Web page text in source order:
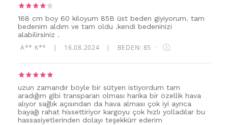
168 cm boy 60 kiloyum 85B üst beden giyiyorum. tam
bedenim aldım ve tam oldu .kendi bedeninizi
alabilirsiniz .
A** K** | 16.08.2024 | BEDEN: 85 ·
uzun zamandır böyle bir sütyen istiyordum tam
aradığım gibi transparan olması harika bir özellik hava
alıyor sağlık açısından da hava alması çok iyi ayrıca
bayağı rahat hissettiriyor kargoyu çok hızlı yolladılar bu
hassasiyetlerinden dolayı teşekkürr ederim